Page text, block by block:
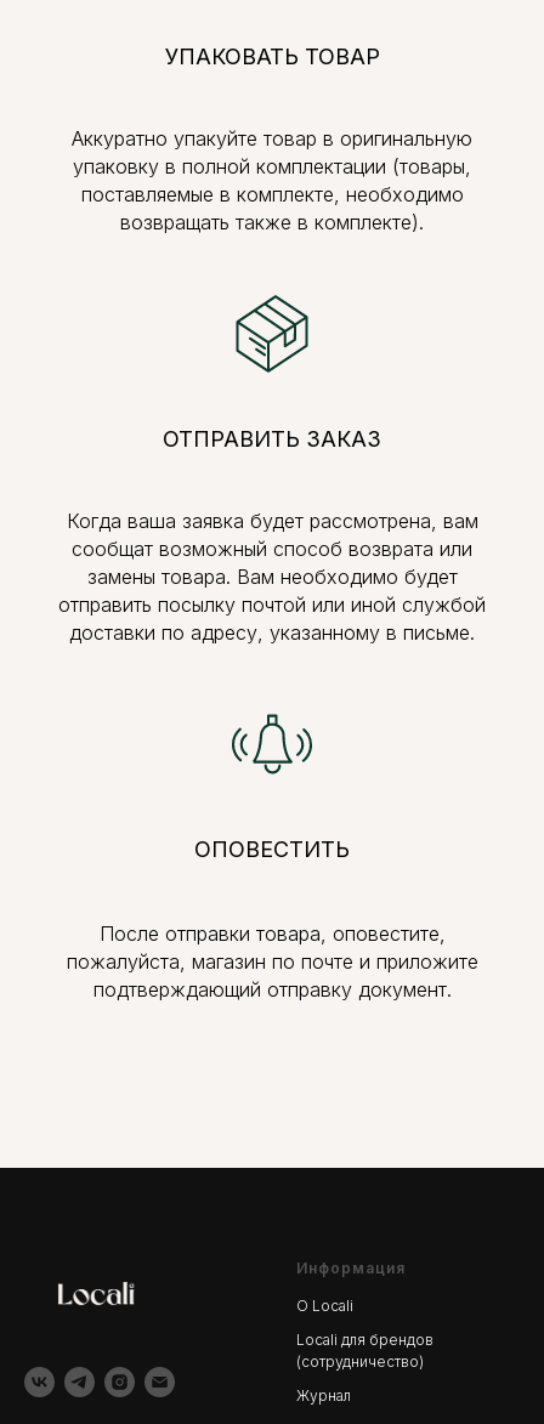
УПАКОВАТЬ ТОВАР
Аккуратно упакуйте товар в оригинальную
упаковку в полной комплектации (товары,
поставляемые в комплекте, необходимо
возвращать также в комплекте).
ОТПРАВИТЬ ЗАКАЗ
Когда ваша заявка будет рассмотрена, вам
сообщат возможный способ возврата или
замены товара. Вам необходимо будет
отправить посылку почтой или иной службой
доставки по адресу, указанному в письме.
ОПОВЕСТИТЬ
После отправки товара, оповестите,
пожалуйста, магазин по почте и приложите
подтверждающий отправку документ.
Информация
О Locali
Locali для брендов
(сотрудничество)
Журнал